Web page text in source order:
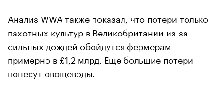
Анализ WWA также показал, что потери только
пахотных культур в Великобритании из-за
сильных дождей обойдутся фермерам
примерно в £1,2 млрд. Еще большие потери
понесут овощеводы.